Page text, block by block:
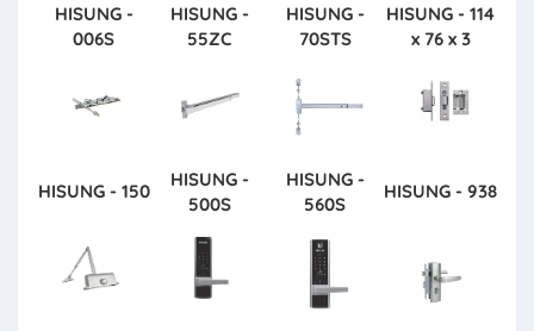
HISUNG -
006S
HISUNG -
55ZC
HISUNG -
70STS
HISUNG - 114
x 76 x 3
HISUNG - 150
HISUNG -
500S
HISUNG -
560S
HISUNG - 938